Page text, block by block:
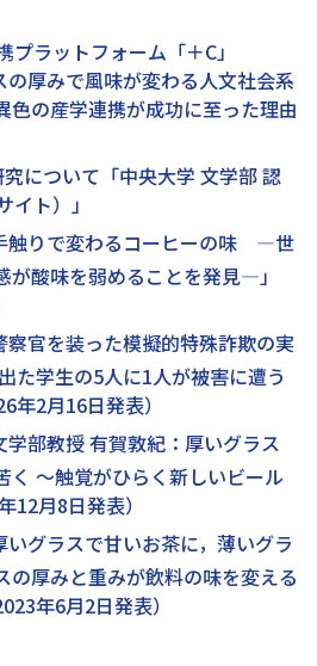
プラットフォーム「＋C」
厚みで風味が変わる人文社会系
の産学連携が成功に至った理由
について「中央大学 文学部 認
ト）」
触りで変わるコーヒーの味 ―世
が酸味を弱めることを発見―」
察官を装った模擬的特殊詐欺の実
た学生の5人に1人が被害に遭う
年2月16日発表）
学部教授 有賀敦紀：厚いグラス
く ～触覚がひらく新しいビール
12月8日発表）
いグラスで甘いお茶に，薄いグラ
の厚みと重みが飲料の味を変える
年6月2日発表）